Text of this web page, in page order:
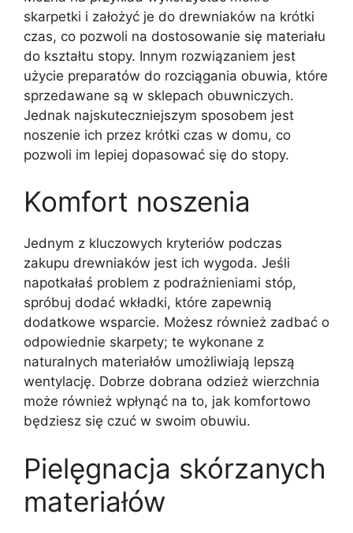
skarpetki i założyć je do drewniaków na krótki
czas, co pozwoli na dostosowanie się materiału
do kształtu stopy. Innym rozwiązaniem jest
użycie preparatów do rozciągania obuwia, które
sprzedawane są w sklepach obuwniczych.
Jednak najskuteczniejszym sposobem jest
noszenie ich przez krótki czas w domu, co
pozwoli im lepiej dopasować się do stopy.
Komfort noszenia
Jednym z kluczowych kryteriów podczas
zakupu drewniaków jest ich wygoda. Jeśli
napotkałaś problem z podrażnieniami stóp,
spróbuj dodać wkładki, które zapewnią
dodatkowe wsparcie. Możesz również zadbać o
odpowiednie skarpety; te wykonane z
naturalnych materiałów umożliwiają lepszą
wentylację. Dobrze dobrana odzież wierzchnia
może również wpłynąć na to, jak komfortowo
będziesz się czuć w swoim obuwiu.
Pielęgnacja skórzanych
materiałów